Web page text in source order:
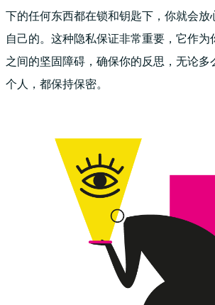
下的任何东西都在锁和钥匙下，你就会放
自己的。这种隐私保证非常重要，它作为
之间的坚固障碍，确保你的反思，无论多
个人，都保持保密。